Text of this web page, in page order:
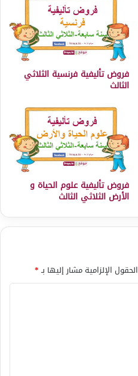
فروض تأليفية فرنسية الثلاثي
الثالث
فروض تأليفية علوم الحياة و
الأرض الثلاثي الثالث
الحقول الإلزامية مشار إليها بـ*